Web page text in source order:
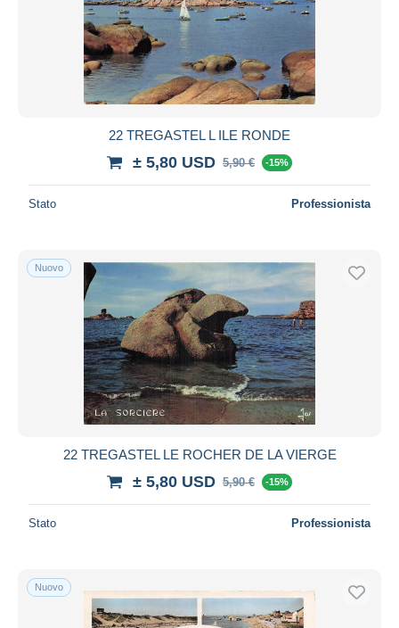
22 TREGASTEL L ILE RONDE
± 5,80 USD 5,90 € -15%
Stato Professionista
Nuovo
22 TREGASTEL LE ROCHER DE LA VIERGE
± 5,80 USD 5,90 € -15%
Stato Professionista
Nuovo